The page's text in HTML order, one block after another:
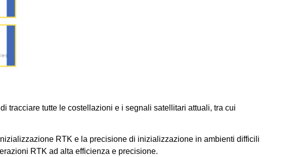
tracciare tutte le costellazioni e i segnali satellitari attuali, tra cui
RTK e la precisione di inizializzazione in ambienti difficili
RTK ad alta efficienza e precisione.